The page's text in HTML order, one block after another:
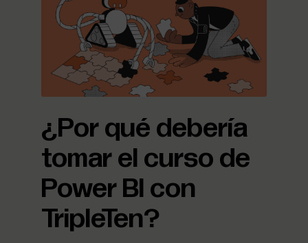
¿Por qué debería
tomar el curso de
Power BI con
TripleTen?